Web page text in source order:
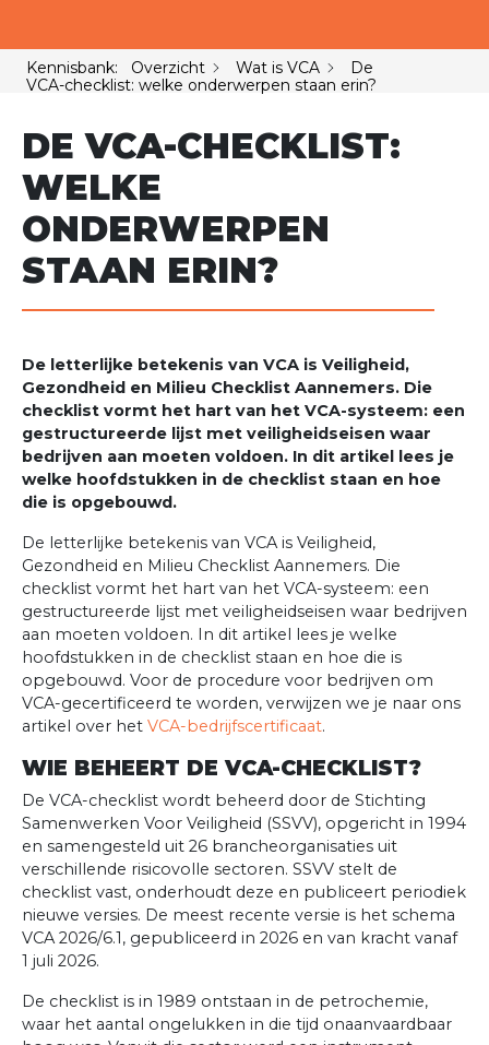
Kennisbank: Overzicht Wat is VCA
De
VCA-checklist: welke onderwerpen staan erin?
DE VCA-CHECKLIST:
WELKE
ONDERWERPEN
STAAN ERIN?
De letterlijke betekenis van VCA is Veiligheid,
Gezondheid en Milieu Checklist Aannemers. Die
checklist vormt het hart van het VCA-systeem: een
gestructureerde lijst met veiligheidseisen waar
bedrijven aan moeten voldoen. In dit artikel lees je
welke hoofdstukken in de checklist staan en hoe
die is opgebouwd.
De letterlijke betekenis van VCA is Veiligheid,
Gezondheid en Milieu Checklist Aannemers. Die
checklist vormt het hart van het VCA-systeem: een
gestructureerde lijst met veiligheidseisen waar bedrijven
aan moeten voldoen. In dit artikel lees je welke
hoofdstukken in de checklist staan en hoe die is
opgebouwd. Voor de procedure voor bedrijven om
VCA-gecertificeerd te worden, verwijzen we je naar ons
artikel over het VCA-bedrijfscertificaat.
WIE BEHEERT DE VCA-CHECKLIST?
De VCA-checklist wordt beheerd door de Stichting
Samenwerken Voor Veiligheid (SSVV), opgericht in 1994
en samengesteld uit 26 brancheorganisaties uit
verschillende risicovolle sectoren. SSVV stelt de
checklist vast, onderhoudt deze en publiceert periodiek
nieuwe versies. De meest recente versie is het schema
VCA 2026/6.1, gepubliceerd in 2026 en van kracht vanaf
1 juli 2026.
De checklist is in 1989 ontstaan in de petrochemie,
waar het aantal ongelukken in die tijd onaanvaardbaar